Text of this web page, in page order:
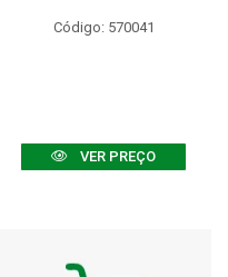
Código: 570041
VER PREÇO